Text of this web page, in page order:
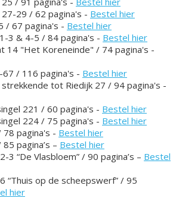
29 / 62 pagina's - Bestel hier
/ 67 pagina's - Bestel hier
3 & 4-5 / 84 pagina's - Bestel hier
14 "Het Koreneinde" / 74 pagina's -
/ 116 pagina's - Bestel hier
tot Riedijk 27 / 94 pagina's -
221 / 60 pagina's - Bestel hier
224 / 75 pagina's - Bestel hier
pagina's - Bestel hier
pagina’s – Bestel hier
3 “De Vlasbloem” / 90 pagina’s – Bestel
“Thuis op de scheepswerf” / 95
hier